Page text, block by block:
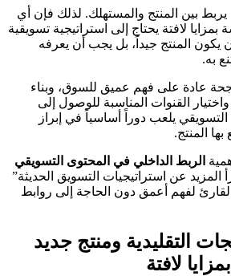
بين المنتج والمستهلك. لذلك فإن أي
لافتة يحتاج إلى استراتيجية تسويقية
يكون المنتج جيداً، بل يجب أن يعرفه
به.
عادة على فهم عميق للسوق، وبناء
القنوات المناسبة للوصول إلى
التسويقي يلعب دوراً أساسياً في إبراز
بها المنتج.
الربط الداخلي في المحتوى التسويقي
المزيد عن استراتيجيات التسويق الحديثة”
لفهم أعمق دون الحاجة إلى روابط
التقليدية ومنتج جديد
لافتة